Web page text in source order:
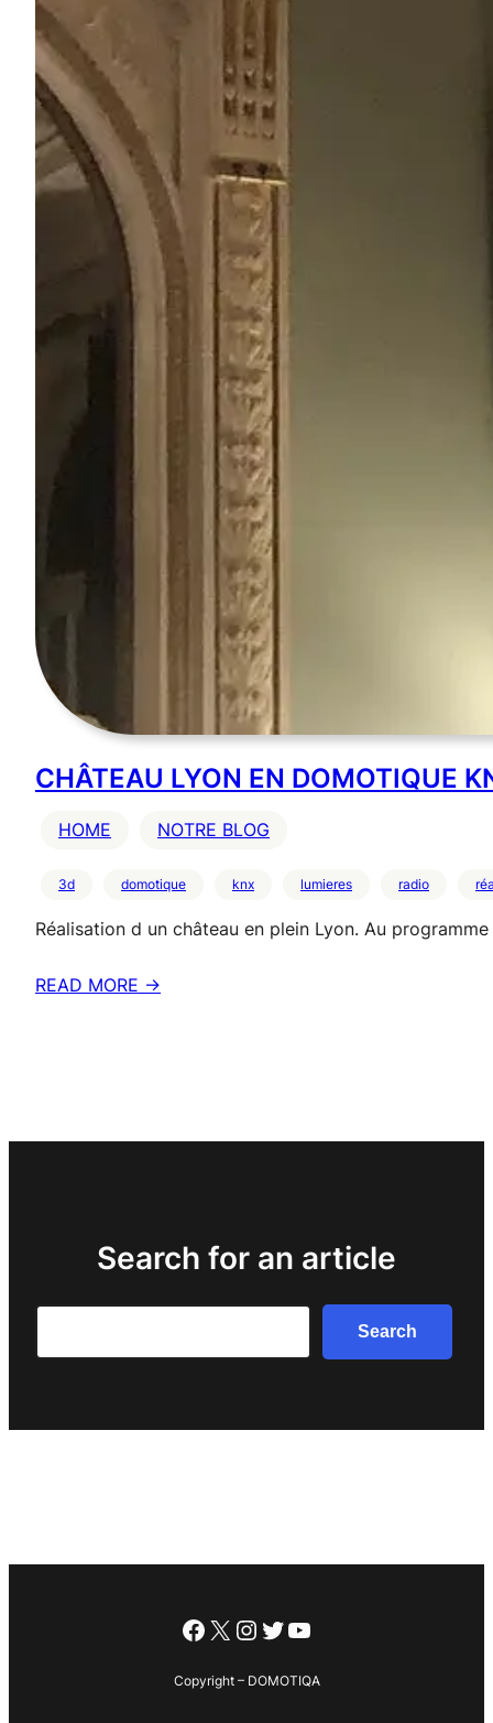
CHÂTEAU LYON EN DOMOTIQUE
HOME NOTRE BLOG
3d domotique knx lumieres radio
Réalisation d un château en plein Lyon. Au
READ MORE →
Search for an article
Search
Facebook
X Instagram
Twitter
YouTube
Copyright – DOMOTIQA